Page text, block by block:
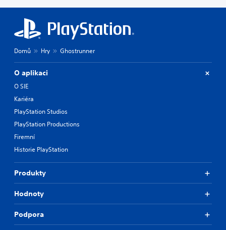
Domů Hry Ghostrunner
O aplikaci
O SIE
Kariéra
PlayStation Studios
PlayStation Productions
Firemní
Historie PlayStation
Produkty
Hodnoty
Podpora